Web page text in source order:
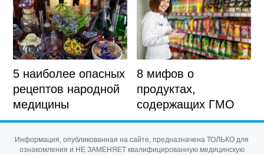
5 наиболее опасных
рецептов народной
медицины
8 мифов о
продуктах,
содержащих ГМО
Информация, опубликованная на сайте, предназначена ТОЛЬКО для
ознакомления и НЕ ЗАМЕНЯЕТ квалифицированную медицинскую